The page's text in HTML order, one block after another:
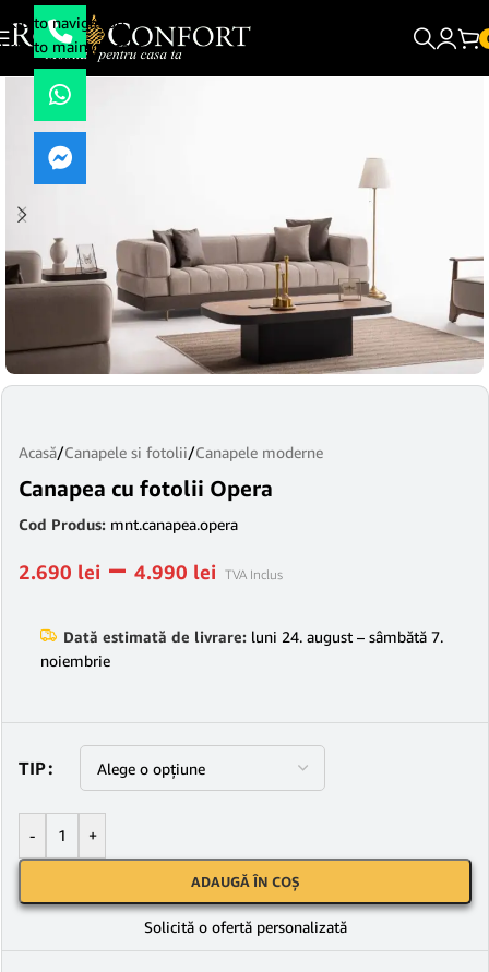
Skip to navigation
Skip to main content
Acasă/Canapele si fotolii/Canapele moderne
Canapea cu fotolii Opera
Cod Produs: mnt.canapea.opera
2.690 lei – 4.990 lei TVA Inclus
Dată estimată de livrare: luni 24. august – sâmbătă 7.
noiembrie
TIP
- +
ADAUGĂ ÎN COȘ
Solicită o ofertă personalizată